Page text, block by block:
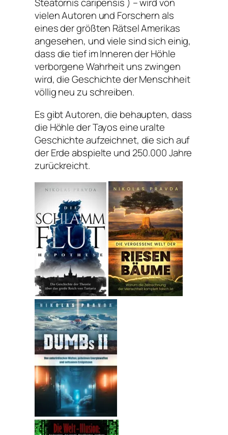
Steatornis caripensis ) – wird von
vielen Autoren und Forschern als
eines der größten Rätsel Amerikas
angesehen, und viele sind sich einig,
dass die tief im Inneren der Höhle
verborgene Wahrheit uns zwingen
wird, die Geschichte der Menschheit
völlig neu zu schreiben.
Es gibt Autoren, die behaupten, dass
die Höhle der Tayos eine uralte
Geschichte aufzeichnet, die sich auf
der Erde abspielte und 250.000 Jahre
zurückreicht.